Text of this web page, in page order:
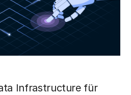
Infrastructure für